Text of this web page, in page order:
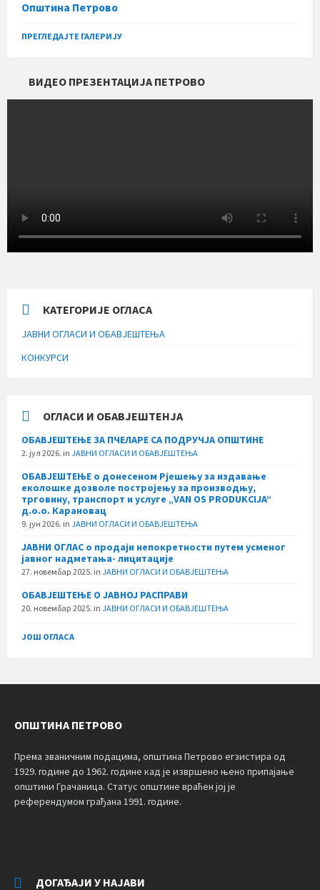
Општина Петрово
ПРЕГЛЕДАЈТЕ ГАЛЕРИЈУ
ВИДЕО ПРЕЗЕНТАЦИЈА ПЕТРОВО
КАТЕГОРИЈЕ ОГЛАСА
ЈАВНИ ОГЛАСИ И ОБАВЈЕШТЕЊА
КОНКУРСИ
ОГЛАСИ И ОБАВЈЕШТЕНЈА
ОБАВЈЕШТЕЊЕ ЗА ПЧЕЛАРЕ СА ПОДРУЧЈА ОПШТИНЕ
2. јул 2026. in ЈАВНИ ОГЛАСИ И ОБАВЈЕШТЕЊА
ОБАВЈЕШТЕЊЕ о донесеном Рјешењу за издавање
еколошке дозволе постројењу за производњу,
трговину, транспорт и услуге „VAN OS PRODUKCIJA“
д.о.о. Карановац
9. јун 2026. in ЈАВНИ ОГЛАСИ И ОБАВЈЕШТЕЊА
ЈАВНИ ОГЛАС о продаји непокретности путем усменог
јавног надметања- лицитације
27. новембар 2025. in ЈАВНИ ОГЛАСИ И ОБАВЈЕШТЕЊА
ОБАВЈЕШТЕЊЕ О ЈАВНОЈ РАСПРАВИ
20. новембар 2025. in ЈАВНИ ОГЛАСИ И ОБАВЈЕШТЕЊА
ЈОШ ОГЛАСА
ОПШТИНА ПЕТРОВО
Према званичним подацима, општина Петрово егзистира од
1929. године до 1962. године кад је извршено њено припајање
општини Грачаница. Статус општине враћен јој је
референдумом грађана 1991. године.
ДОГАЂАЈИ У НАЈАВИ